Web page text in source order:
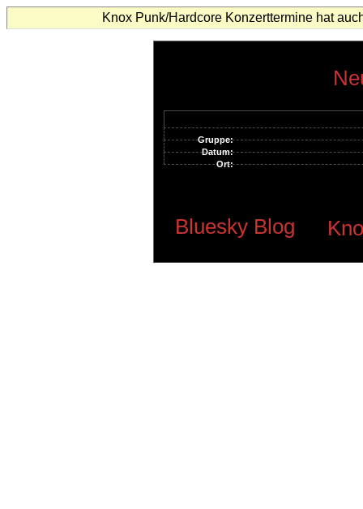
Knox Punk/Hardcore Konzerttermine hat
Gruppe:
Datum:
Ort:
Bluesky Blog